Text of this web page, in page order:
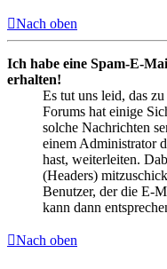
Nach oben
Ich habe eine Spam-E-
erhalten!
Es tut uns leid, das
Forums hat einige
solche Nachrichten
einem Administrator
hast, weiterleiten.
(Headers)
Benutzer, der die E-
kann dann
Nach oben